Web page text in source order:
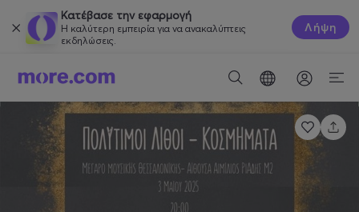
Κατέβασε την εφαρμογή
Η καλύτερη εμπειρία για να ανακαλύπτεις
εκδηλώσεις.
Λήψη